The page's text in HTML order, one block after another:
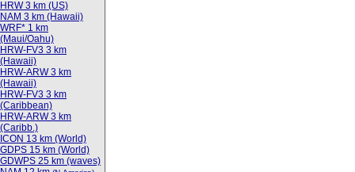
HRW 3 km (US)
NAM 3 km (Hawaii)
WRF* 1 km
(Maui/Oahu)
HRW-FV3 3 km
(Hawaii)
HRW-ARW 3 km
(Hawaii)
HRW-FV3 3 km
(Caribbean)
HRW-ARW 3 km
(Caribb.)
ICON 13 km (World)
GDPS 15 km (World)
GDWPS 25 km (waves)